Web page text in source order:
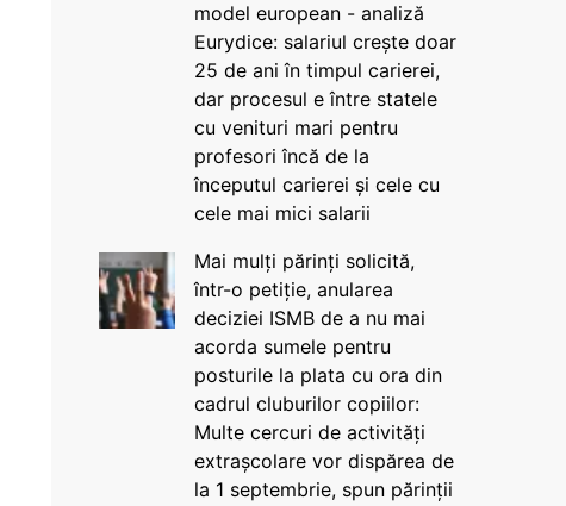
model european - analiză
Eurydice: salariul crește doar
25 de ani în timpul carierei,
dar procesul e între statele
cu venituri mari pentru
profesori încă de la
începutul carierei și cele cu
cele mai mici salarii
Mai mulți părinți solicită,
într-o petiție, anularea
deciziei ISMB de a nu mai
acorda sumele pentru
posturile la plata cu ora din
cadrul cluburilor copiilor:
Multe cercuri de activități
extrașcolare vor dispărea de
la 1 septembrie, spun părinții